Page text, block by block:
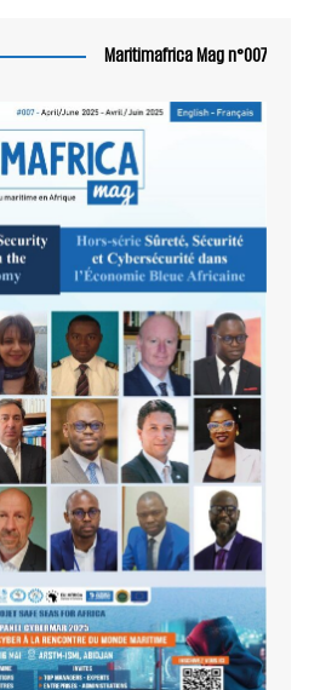
Maritimafrica Mag n°007